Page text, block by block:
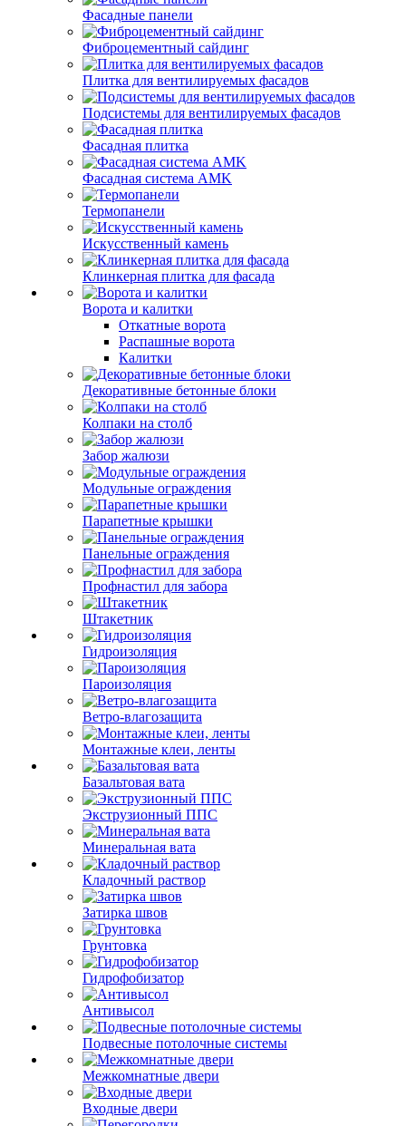
Фасадные панели
Фиброцементный сайдинг
Плитка для вентилируемых фасадов
Подсистемы для вентилируемых фасадов
Фасадная плитка
Фасадная система AMK
Термопанели
Искусственный камень
Клинкерная плитка для фасада
Ворота и калитки
Откатные ворота
Распашные ворота
Калитки
Декоративные бетонные блоки
Колпаки на столб
Забор жалюзи
Модульные ограждения
Парапетные крышки
Панельные ограждения
Профнастил для забора
Штакетник
Гидроизоляция
Пароизоляция
Ветро-влагозащита
Монтажные клеи, ленты
Базальтовая вата
Экструзионный ППС
Минеральная вата
Кладочный раствор
Затирка швов
Грунтовка
Гидрофобизатор
Антивысол
Подвесные потолочные системы
Межкомнатные двери
Входные двери